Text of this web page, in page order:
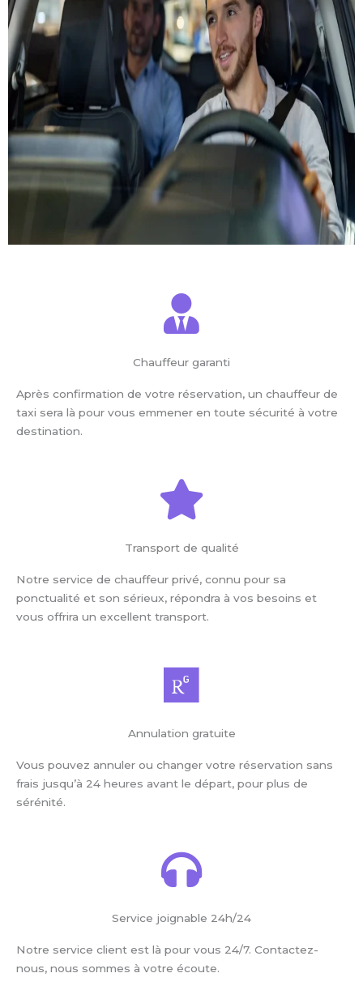
Chauffeur garanti
Après confirmation de votre réservation, un chauffeur de
taxi sera là pour vous emmener en toute sécurité à votre
destination.
Transport de qualité
Notre service de chauffeur privé, connu pour sa
ponctualité et son sérieux, répondra à vos besoins et
vous offrira un excellent transport.
Annulation gratuite
Vous pouvez annuler ou changer votre réservation sans
frais jusqu’à 24 heures avant le départ, pour plus de
sérénité.
Service joignable 24h/24
Notre service client est là pour vous 24/7. Contactez-
nous, nous sommes à votre écoute.